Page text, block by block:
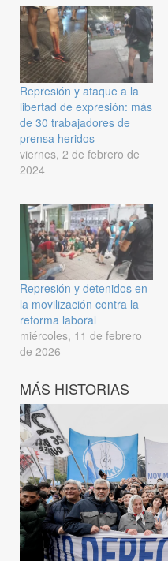
Represión y ataque a la
libertad de expresión: más
de 30 trabajadores de
prensa heridos
viernes, 2 de febrero de
2024
Represión y detenidos en
la movilización contra la
reforma laboral
miércoles, 11 de febrero
de 2026
MÁS HISTORIAS